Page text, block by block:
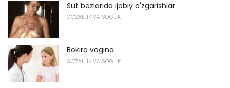
Sut bezlarida ijobiy o'zgarishlar
GO'ZALLIK VA SO'GLIK
Bokira vagina
GO'ZALLIK VA SO'GLIK